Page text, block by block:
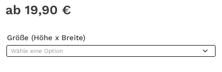
19,90 €
Größe (Höhe x Breite)